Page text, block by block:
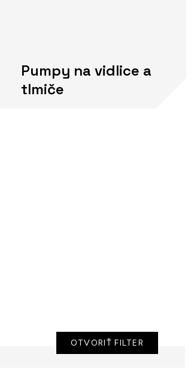
Pumpy na vidlice a
tlmiče
OTVORIŤ FILTER